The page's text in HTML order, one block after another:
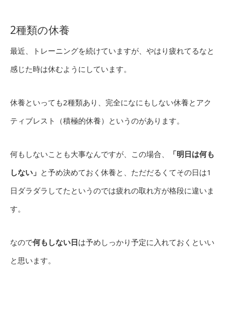
2種類の休養
最近、トレーニングを続けていますが、やはり疲れてるなと
感じた時は休むようにしています。
休養といっても2種類あり、完全になにもしない休養とアク
ティブレスト（積極的休養）というのがあります。
何もしないことも大事なんですが、この場合、
「明日は何も
しない」 と予め決めておく休養と、ただだるくてその日は1
日ダラダラしてたというのでは疲れの取れ方が格段に違いま
す。
なので何もしない日は予めしっかり予定に入れておくといい
と思います。